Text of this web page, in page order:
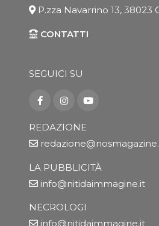
P.zza Navarrino 13, 38023
CONTATTI
SEGUICI SU
REDAZIONE
LA PUBBLICITÀ
info@nitidaimmagine.it
NECROLOGI
info@nitidaimmagine.it